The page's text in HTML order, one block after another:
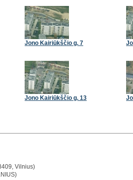
Jono Kairiūkščio g. 7
Jono Kairiūkščio g. 13
Vilnius)